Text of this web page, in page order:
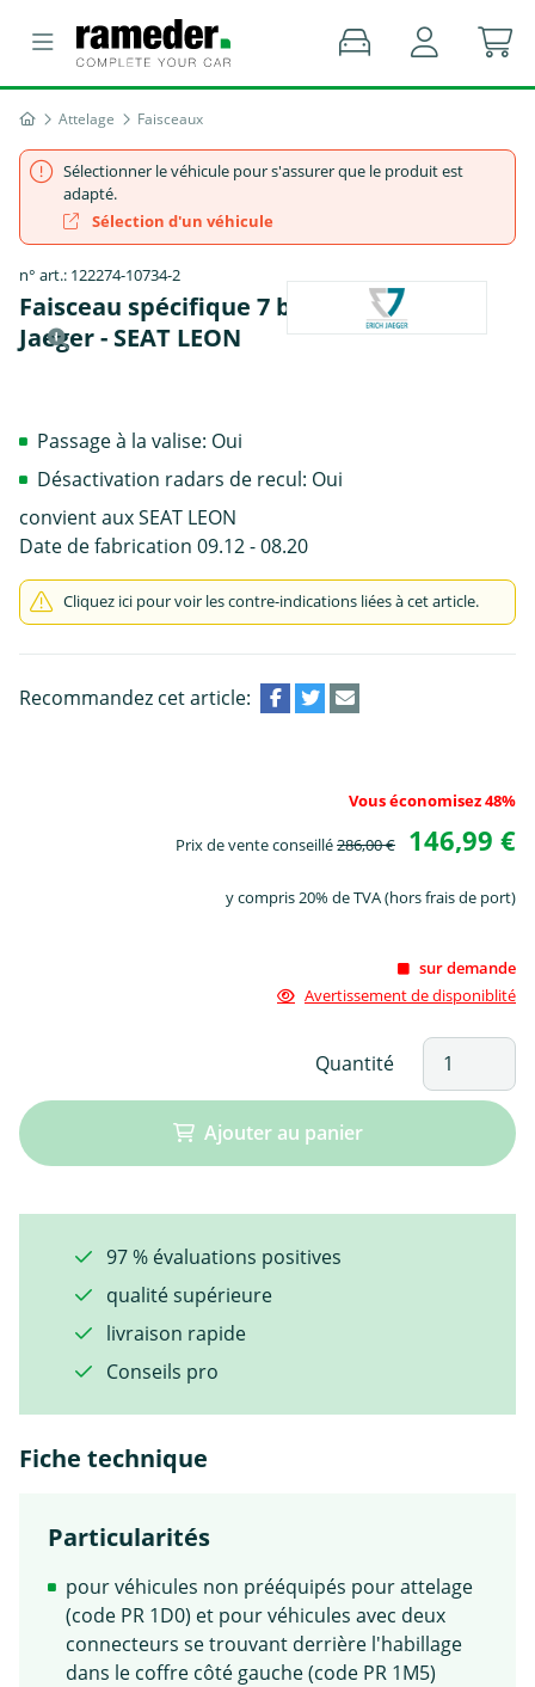
Attelage Faisceaux
Sélectionner le véhicule pour s'assurer que le produit est
adapté.
Sélection d'un véhicule
n° art.: 122274-10734-2
Faisceau spécifique 7 broches, Erich
Jaeger - SEAT LEON
Passage à la valise: Oui
Désactivation radars de recul: Oui
convient aux SEAT LEON
Date de fabrication 09.12 - 08.20
Cliquez ici pour voir les contre-indications liées à cet article.
Recommandez cet article:
Vous économisez 48%
Prix de vente conseillé286,00 € 146,99 €
y compris 20% de TVA (hors frais de port)
sur demande
Avertissement de disponiblité
Quantité
Ajouter au panier
97 % évaluations positives
qualité supérieure
livraison rapide
Conseils pro
Fiche technique
Particularités
pour véhicules non prééquipés pour attelage
(code PR 1D0) et pour véhicules avec deux
connecteurs se trouvant derrière l'habillage
dans le coffre côté gauche (code PR 1M5)